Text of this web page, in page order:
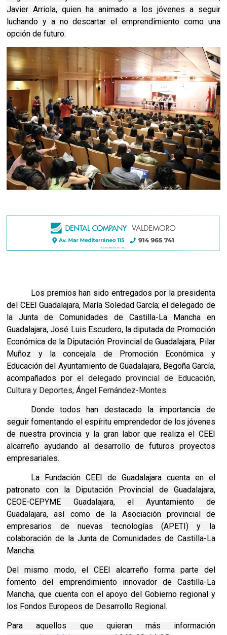
Javier Arriola, quien ha animado a los jóvenes a seguir
luchando y a no descartar el emprendimiento como una
opción de futuro.
Los premios han sido entregados por la presidenta
del CEEI Guadalajara, María Soledad García; el delegado de
la Junta de Comunidades de Castilla-La Mancha en
Guadalajara, José Luis Escudero, la diputada de Promoción
Económica de la Diputación Provincial de Guadalajara, Pilar
Muñoz y la concejala de Promoción Económica y
Educación del Ayuntamiento de Guadalajara, Begoña García,
acompañados por el delegado provincial de Educación,
Cultura y Deportes, Ángel Fernández-Montes.
Donde todos han destacado la importancia de
seguir fomentando el espíritu emprendedor de los jóvenes
de nuestra provincia y la gran labor que realiza el CEEI
alcarreño ayudando al desarrollo de futuros proyectos
empresariales.
La Fundación CEEI de Guadalajara cuenta en el
patronato con la Diputación Provincial de Guadalajara,
CEOE-CEPYME Guadalajara, el Ayuntamiento de
Guadalajara, así como de la Asociación provincial de
empresarios de nuevas tecnologías (APETI) y la
colaboración de la Junta de Comunidades de Castilla-La
Mancha.
Del mismo modo, el CEEI alcarreño forma parte del
fomento del emprendimiento innovador de Castilla-La
Mancha, que cuenta con el apoyo del Gobierno regional y
los Fondos Europeos de Desarrollo Regional.
Para aquellos que quieran más información